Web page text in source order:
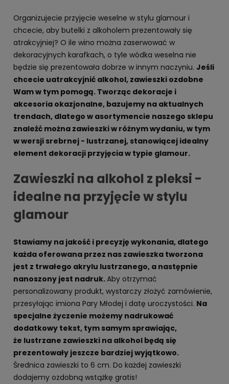
Organizujecie przyjęcie weselne w stylu glamour i
chcecie, aby butelki z alkoholem prezentowały się
atrakcyjniej? O ile wino można zaserwować w
dekoracyjnych karafkach, o tyle wódka weselna nie
będzie się prezentowała dobrze w innym naczyniu. Jeśli
chcecie uatrakcyjnić alkohol, zawieszki ozdobne
Wam w tym pomogą. Tworząc dekoracje i
akcesoria okazjonalne, bazujemy na aktualnych
trendach, dlatego w asortymencie naszego sklepu
znaleźć można zawieszki w różnym wydaniu, w tym
w wersji srebrnej - lustrzanej, stanowiącej idealny
element dekoracji przyjęcia w typie glamour.
Zawieszki na alkohol z pleksi -
idealne na przyjęcie w stylu
glamour
Stawiamy na jakość i precyzję wykonania, dlatego
każda oferowana przez nas zawieszka tworzona
jest z trwałego akrylu lustrzanego, a następnie
nanoszony jest nadruk.Aby otrzymać
personalizowany produkt, wystarczy złożyć zamówienie,
przesyłając imiona Pary Młodej i datę uroczystości. Na
specjalne życzenie możemy nadrukować
dodatkowy tekst, tym samym sprawiając,
że lustrzane zawieszki na alkohol będą się
prezentowały jeszcze bardziej wyjątkowo.
Średnica zawieszki to 6 cm. Do każdej zawieszki
dodajemy ozdobną wstążkę gratis!